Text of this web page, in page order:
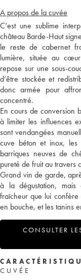
A propos de la cuvée
C’est une sublime
château Barde-Haut
le reste de cabernet
lumière, située au
repose sur une sous-
d’être stockée et
donc armée pour
concentré.
En cours de conversion
à limiter les influences
sont vendangées
cuve béton et inox,
barriques neuves de
pureté de fruit au travers
Grand vin de garde,
à la dégustation, mais
fraîcheur que lui
en bouche, et les tanins
CONSULTER
CUVÉE